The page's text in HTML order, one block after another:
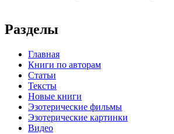
Разделы
Главная
Книги по авторам
Статьи
Тексты
Новые книги
Эзотерические фильмы
Эзотерические картинки
Видео